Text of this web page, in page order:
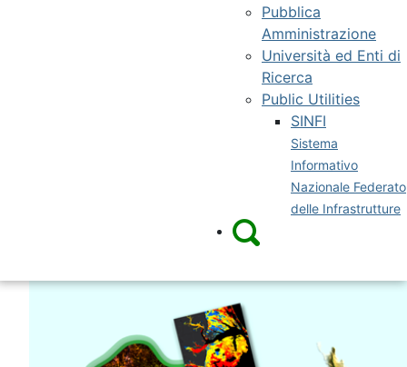
Pubblica
Amministrazione
Università ed Enti di
Ricerca
Public Utilities
SINFI
Sistema
Informativo
Nazionale Federato
delle Infrastrutture